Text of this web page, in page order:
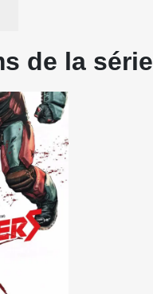
de la série